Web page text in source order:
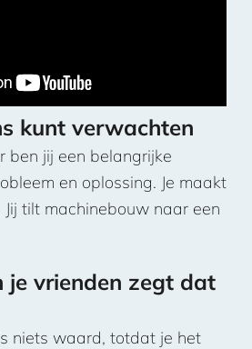
kunt verwachten
ben jij een belangrijke
en oplossing. Je maakt
tilt machinebouw naar een
je vrienden zegt dat
niets waard, totdat je het